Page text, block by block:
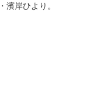
濱岸ひより。